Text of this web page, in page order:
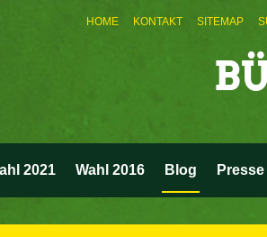
HOME KONTAKT SITEMAP
2021 Wahl 2016 Blog Presse